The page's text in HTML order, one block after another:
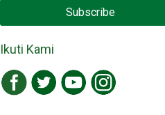
Subscribe
Ikuti Kami